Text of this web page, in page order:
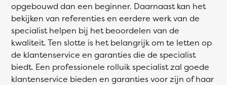
opgebouwd dan een beginner. Daarnaast kan het
bekijken van referenties en eerdere werk van de
specialist helpen bij het beoordelen van de
kwaliteit. Ten slotte is het belangrijk om te letten op
de klantenservice en garanties die de specialist
biedt. Een professionele rolluik specialist zal goede
klantenservice bieden en garanties voor zijn of haar